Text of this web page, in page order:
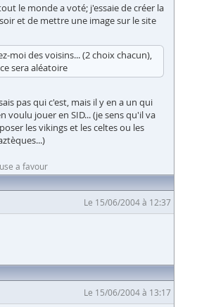
le monde a voté; j'essaie de créer la
et de mettre une image sur le site
moi des voisins... (2 choix chacun),
sera aléatoire
pas qui c'est, mais il y en a un qui
voulu jouer en SID... (je sens qu'il va
les vikings et les celtes ou les
a favour
Le 15/06/2004 à 12:37
Le 15/06/2004 à 13:17